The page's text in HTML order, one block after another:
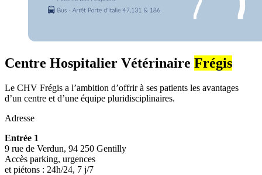
Centre Hospitalier Vétérinaire Frégis
Le CHV Frégis a l’ambition d’offrir à ses patients les avantages
d’un centre et d’une équipe pluridisciplinaires.
Adresse
Entrée 1
9 rue de Verdun, 94 250 Gentilly
Accès parking, urgences
et piétons : 24h/24, 7 j/7